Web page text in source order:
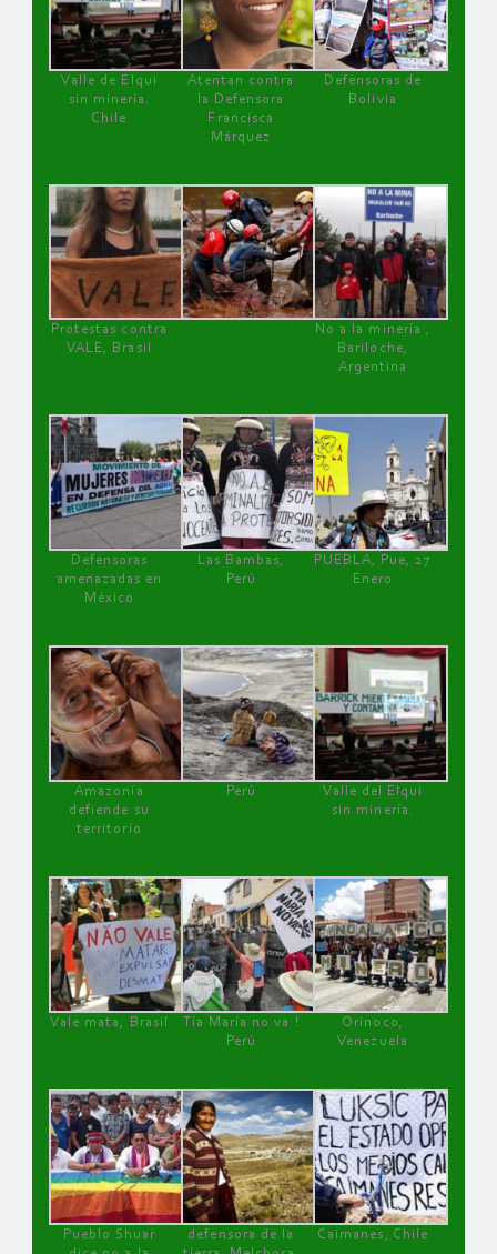
Valle de Elqui
sin minería.
Chile
Atentan contra
la Defensora
Francisca
Márquez
Defensoras de
Bolivia
Protestas contra
VALE, Brasil
No a la minería ,
Bariloche,
Argentina
Defensoras
amenazadas en
México
Las Bambas,
Perú
PUEBLA, Pue, 27
Enero
Amazonía
defiende su
territorio
Perú
Valle del Elqui
sin minería.
Vale mata, Brasil
Tía María no va !
Perú
Orinoco,
Venezuela
Pueblo Shuar
defensora de la
Caimanes, Chile